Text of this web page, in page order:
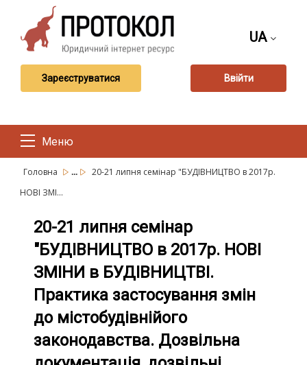
UA
Зареєструватися Ввійти
Меню
Головна ...
20-21 липня семінар "БУДІВНИЦТВО в 2017р.
НОВІ ЗМІ...
20-21 липня семінар
"БУДІВНИЦТВО в 2017р. НОВІ
ЗМІНИ в БУДІВНИЦТВІ.
Практика застосування змін
до містобудівнійого
законодавства. Дозвільна